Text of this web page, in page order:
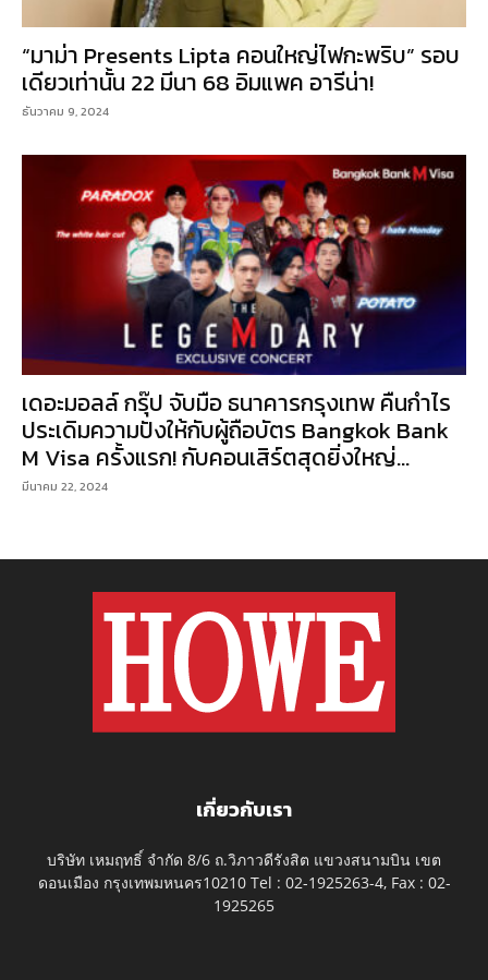
“มาม่า Presents Lipta คอนใหญ่ไฟกะพริบ” รอบ
เดียวเท่านั้น 22 มีนา 68 อิมแพค อารีน่า!
ธันวาคม 9, 2024
เดอะมอลล์ กรุ๊ป จับมือ ธนาคารกรุงเทพ คืนกำไร
ประเดิมความปังให้กับผู้ถือบัตร Bangkok Bank
M Visa ครั้งแรก! กับคอนเสิร์ตสุดยิ่งใหญ่...
มีนาคม 22, 2024
เกี่ยวกับเรา
บริษัท เหมฤทธิ์ จำกัด 8/6 ถ.วิภาวดีรังสิต แขวงสนามบิน เขต
ดอนเมือง กรุงเทพมหนคร10210 Tel : 02-1925263-4, Fax : 02-
1925265